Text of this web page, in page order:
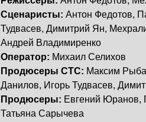
Сценаристы: Антон Федотов,
Тудвасев, Димитрий Ян,
Андрей Владимиренко
Оператор: Михаил Селихов
Продюсеры СТС: Максим
Данилов, Игорь Тудвасев,
Продюсеры: Евгений Юранов,
Татьяна Сарычева